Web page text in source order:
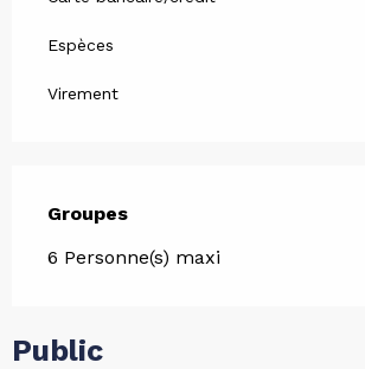
Espèces
Virement
Groupes
Groupes
6 Personne(s) maxi
Public